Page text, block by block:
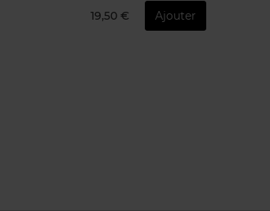
19,50 € Ajouter